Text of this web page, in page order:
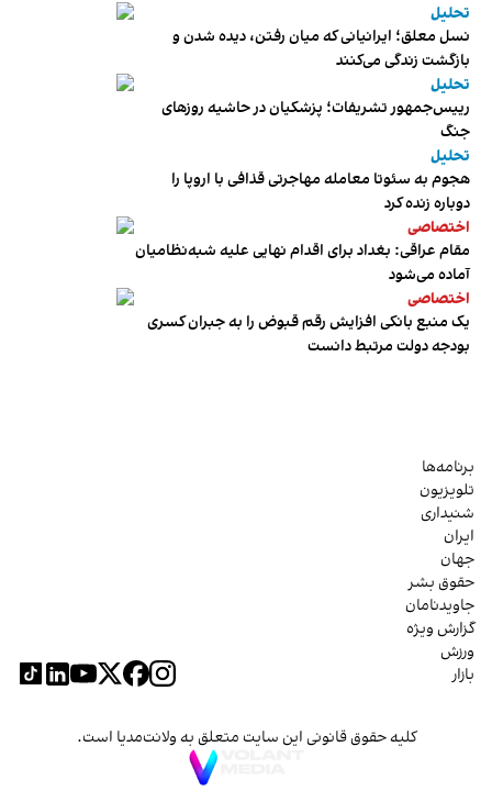
تحلیل
نسل معلق؛ ایرانیانی که میان رفتن، دیده شدن و
بازگشت زندگی می‌کنند
تحلیل
رییس‌جمهور تشریفات؛ پزشکیان در حاشیه روزهای
جنگ
تحلیل
هجوم به سئوتا معامله مهاجرتی قذافی با اروپا را
دوباره زنده کرد
اختصاصی
مقام عراقی: بغداد برای اقدام نهایی علیه شبه‌نظامیان
آماده می‌شود
اختصاصی
یک منبع بانکی افزایش رقم قبوض را به جبران کسری
بودجه دولت مرتبط دانست
برنامه‌ها
تلویزیون
شنیداری
ایران
جهان
حقوق بشر
جاویدنامان
گزارش ویژه
ورزش
بازار
کلیه حقوق قانونی این سایت متعلق به ولانت‌مدیا است.